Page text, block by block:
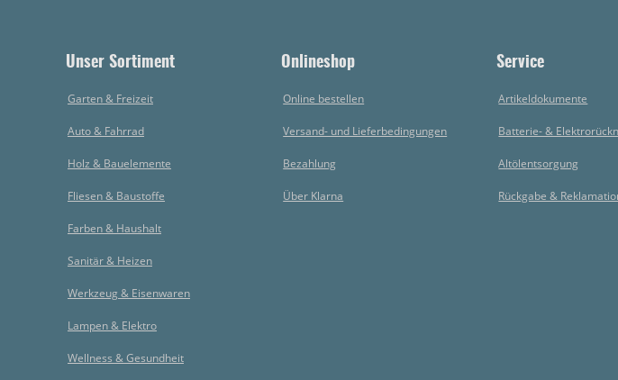
Unser Sortiment
Garten & Freizeit
Auto & Fahrrad
Holz & Bauelemente
Fliesen & Baustoffe
Farben & Haushalt
Sanitär & Heizen
Werkzeug & Eisenwaren
Lampen & Elektro
Wellness & Gesundheit
Onlineshop
Online bestellen
Versand- und Lieferbedingungen
Bezahlung
Über Klarna
Service
Artikeldokumente
Batterie- &
Altölentsorgung
Rückgabe &